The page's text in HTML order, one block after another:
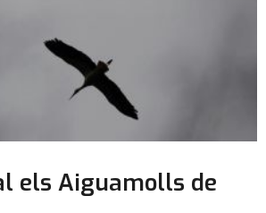
els Aiguamolls de